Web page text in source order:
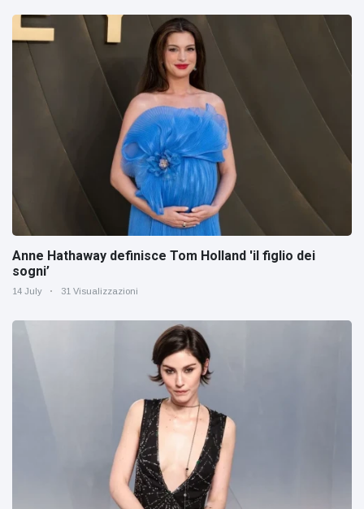
Anne Hathaway definisce Tom Holland 'il figlio dei
sogni’
14 July 31 Visualizzazioni